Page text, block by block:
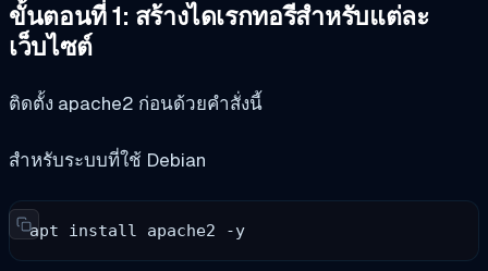
ขั้นตอนที่ 1: สร้างไดเรกทอรีสำหรับแต่ละ
เว็บไซต์
ติดตั้ง apache2 ก่อนด้วยคำสั่งนี้
สำหรับระบบที่ใช้ Debian
apt install apache2 -y